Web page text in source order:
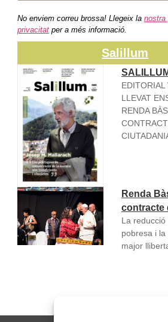
No enviem correu brossa! Llegeix la nostra
privacitatper a més informació.
Salillum
EDITORIAL
LLEVAT
RENDA
Renda
contracte
La
pobresa i la
major